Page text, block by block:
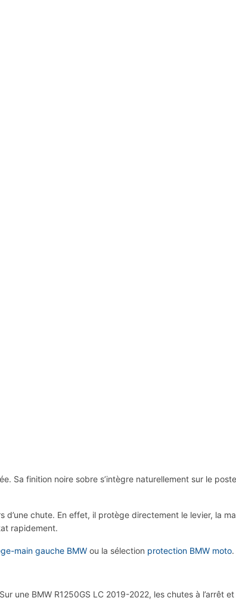
Sa finition noire sobre s’intègre naturellement sur le
chute. En effet, il protège directement le levier, la
rapidement.
main gauche BMW ou la sélection protection BMW moto.
une BMW R1250GS LC 2019-2022, les chutes à l’arrêt